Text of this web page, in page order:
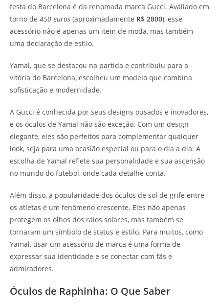
festa do Barcelona é da renomada marca Gucci. Avaliado em
torno de 450 euros (aproximadamente R$ 2800), esse
acessório não é apenas um item de moda, mas também
uma declaração de estilo.
Yamal, que se destacou na partida e contribuiu para a
vitória do Barcelona, escolheu um modelo que combina
sofisticação e modernidade.
A Gucci é conhecida por seus designs ousados e inovadores,
e os óculos de Yamal não são exceção. Com um design
elegante, eles são perfeitos para complementar qualquer
look, seja para uma ocasião especial ou para o dia a dia. A
escolha de Yamal reflete sua personalidade e sua ascensão
no mundo do futebol, onde cada detalhe conta.
Além disso, a popularidade dos óculos de sol de grife entre
os atletas é um fenômeno crescente. Eles não apenas
protegem os olhos dos raios solares, mas também se
tornaram um símbolo de status e estilo. Para muitos, como
Yamal, usar um acessório de marca é uma forma de
expressar sua identidade e se conectar com fãs e
admiradores.
Óculos de Raphinha: O Que Saber